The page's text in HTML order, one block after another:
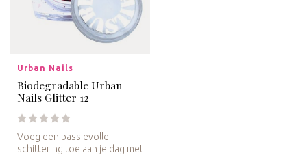
Urban Nails
Biodegradable Urban
Nails Glitter 12
Voeg een passievolle
schittering toe aan je dag met